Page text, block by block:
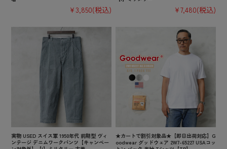
¥3,850(税込) ¥7,480(税込)
実物 USED スイス軍 1950年代 前期型 ヴィ
ンテージ デニムワークパンツ【キャンペー
★カートで割引対象品★【即日出荷対応】G
oodwear グッドウェア 2W7-65227 USAコッ